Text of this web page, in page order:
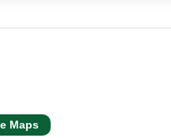
Maps